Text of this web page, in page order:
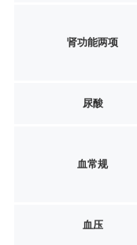
肾功能两项
尿酸
血常规
血压